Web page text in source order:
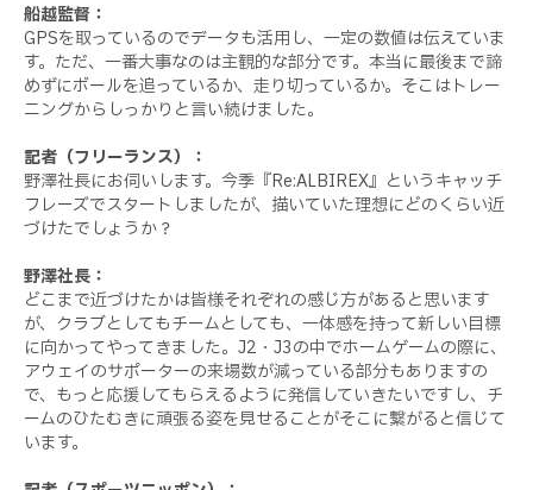
船越監督：
GPSを取っているのでデータも活用し、一定の数値は伝えていま
す。ただ、一番大事なのは主観的な部分です。本当に最後まで諦
めずにボールを追っているか、走り切っているか。そこはトレー
ニングからしっかりと言い続けました。
記者（フリーランス）：
野澤社長にお伺いします。今季『Re:ALBIREX』というキャッチ
フレーズでスタートしましたが、描いていた理想にどのくらい近
づけたでしょうか？
野澤社長：
どこまで近づけたかは皆様それぞれの感じ方があると思います
が、クラブとしてもチームとしても、一体感を持って新しい目標
に向かってやってきました。J2・J3の中でホームゲームの際に、
アウェイのサポーターの来場数が減っている部分もありますの
で、もっと応援してもらえるように発信していきたいですし、チ
ームのひたむきに頑張る姿を見せることがそこに繋がると信じて
います。